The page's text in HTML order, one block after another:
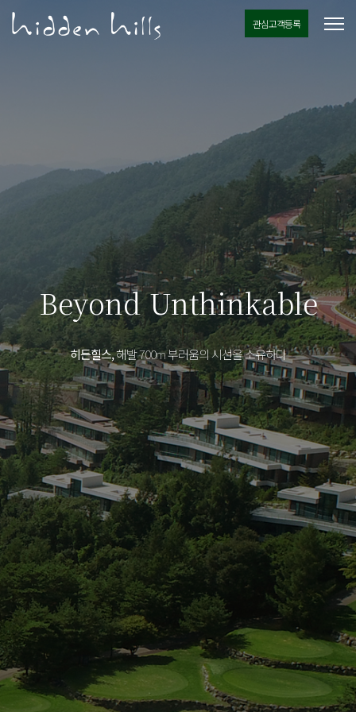
관심고객등록
Beyond Unthinkable
히든힐스,해발 700m 부러움의 시선을 소유하다